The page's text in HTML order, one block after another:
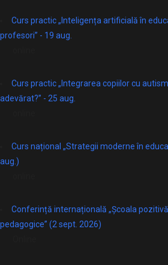
Curs practic „Inteligența artificială în
profesori” - 19 aug.
Curs practic „Integrarea copiilor cu
adevărat?” - 25 aug.
Curs național „Strategii moderne în
aug.)
Conferință internațională „Școala
pedagogice” (2 sept. 2026)